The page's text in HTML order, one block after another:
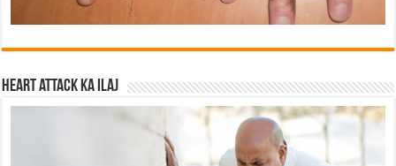
Heart attack ka ilaj